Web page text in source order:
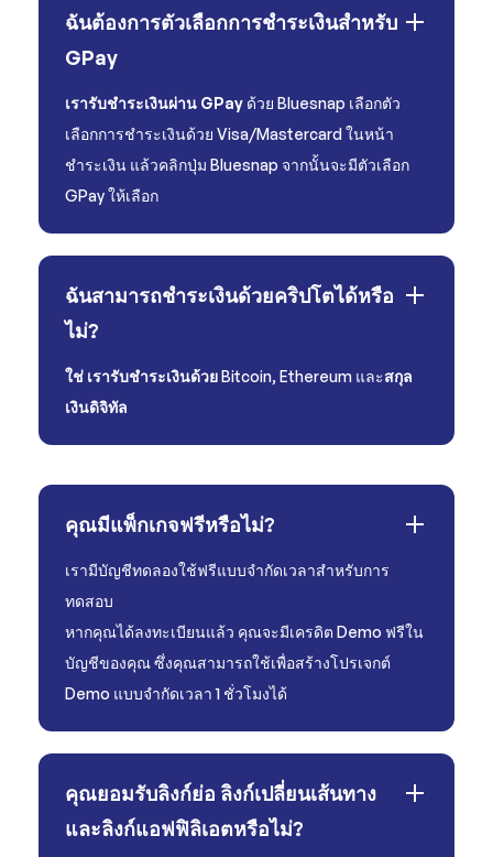
ฉันต้องการตัวเลือกการชำระเงินสำหรับ
GPay
เรารับชำระเงินผ่าน GPay ด้วย Bluesnap เลือกตัว
เลือกการชำระเงินด้วย Visa/Mastercard ในหน้า
ชำระเงิน แล้วคลิกปุ่ม Bluesnap จากนั้นจะมีตัวเลือก
GPay ให้เลือก
ฉันสามารถชำระเงินด้วยคริปโตได้หรือ
ไม่?
ใช่ เรารับชำระเงินด้วยBitcoin, Ethereum และสกุล
เงินดิจิทัล
คุณมีแพ็กเกจฟรีหรือไม่?
เรามีบัญชีทดลองใช้ฟรีแบบจำกัดเวลาสำหรับการ
ทดสอบ
หากคุณได้ลงทะเบียนแล้ว คุณจะมีเครดิต Demo ฟรีใน
บัญชีของคุณ ซึ่งคุณสามารถใช้เพื่อสร้างโปรเจกต์
Demo แบบจำกัดเวลา 1 ชั่วโมงได้
คุณยอมรับลิงก์ย่อ ลิงก์เปลี่ยนเส้นทาง
และลิงก์แอฟฟิลิเอตหรือไม่?